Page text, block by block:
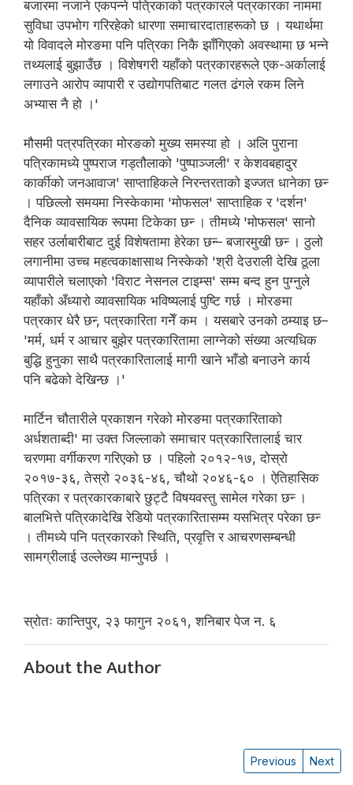
बजारमा नजाने एकपन्ने पत्रिकाको पत्रकारले पत्रकारका नाममा
सुविधा उपभोग गरिरहेको धारणा समाचारदाताहरूको छ । यथार्थमा
यो विवादले मोरङमा पनि पत्रिका निकै झाँगिएको अवस्थामा छ भन्ने
तथ्यलाई बुझाउँछ । विशेषगरी यहाँको पत्रकारहरूले एक-अर्कालाई
लगाउने आरोप व्यापारी र उद्योगपतिबाट गलत ढंगले रकम लिने
अभ्यास नै हो ।'
मौसमी पत्रपत्रिका मोरङको मुख्य समस्या हो । अलि पुराना
पत्रिकामध्ये पुष्पराज गड्‍तौलाको 'पुष्पाञ्जली' र केशवबहादुर
कार्कीको जनआवाज' साप्ताहिकले निरन्तरताको इज्जत धानेका छन्‍
। पछिल्लो समयमा निस्केकामा 'मोफसल' साप्ताहिक र 'दर्शन'
दैनिक व्यावसायिक रूपमा टिकेका छन्‍ । तीमध्ये 'मोफसल' सानो
सहर उर्लाबारीबाट दुई विशेषतामा हेरेका छन्‍– बजारमुखी छन्‍ । ठुलो
लगानीमा उच्च महत्वकाक्षासाथ निस्केको 'श्री देउराली देखि ठूला
व्यापारीले चलाएको 'विराट नेसनल टाइम्स' सम्म बन्द हुन पुग्नुले
यहाँको अँध्यारो व्यावसायिक भविष्यलाई पुष्टि गर्छ । मोरङमा
पत्रकार धेरै छन्‍, पत्रकारिता गनेँ कम । यसबारे उनको ठम्याइ छ–
'मर्म, धर्म र आचार बुझेर पत्रकारितामा लाग्नेको संख्या अत्यधिक
बुद्धि हुनुका साथै पत्रकारितालाई मागी खाने भाँडो बनाउने कार्य
पनि बढेको देखिन्छ ।'
मार्टिन चौतारीले प्रकाशन गरेको मोरङमा पत्रकारिताको
अर्धशताब्दी' मा उक्त जिल्लाको समाचार पत्रकारितालाई चार
चरणमा वर्गीकरण गरिएको छ । पहिलो २०१२-१७, दोस्रो
२०१७-३६, तेस्रो २०३६-४६, चौथो २०४६-६० । ऐतिहासिक
पत्रिका र पत्रकारकाबारे छुट्टै विषयवस्तु सामेल गरेका छन्‍ ।
बालभित्ते पत्रिकादेखि रेडियो पत्रकारितासम्म यसभित्र परेका छन्‍
। तीमध्ये पनि पत्रकारको स्थिति, प्रवृत्ति र आचरणसम्बन्धी
सामग्रीलाई उल्लेख्य मान्नुपर्छ ।
स्रोतः कान्तिपुर, २३ फागुन २०६१, शनिबार पेज न. ६
About the Author
Previous Next